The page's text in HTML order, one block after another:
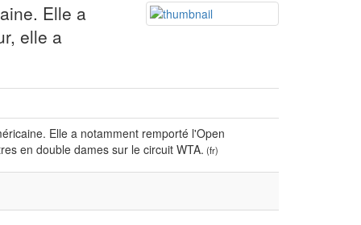
Elle a
elle a
Elle a notamment remporté l'Open
en double dames sur le circuit WTA. (fr)